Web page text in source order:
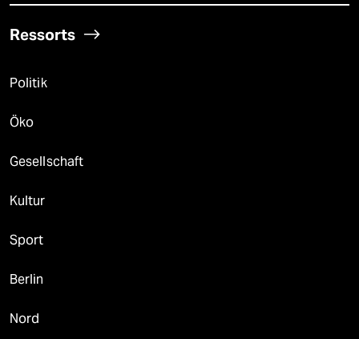
Ressorts
Politik
Öko
Gesellschaft
Kultur
Sport
Berlin
Nord